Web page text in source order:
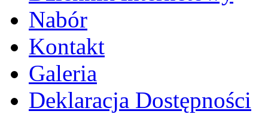
Nabór
Kontakt
Galeria
Deklaracja Dostępności